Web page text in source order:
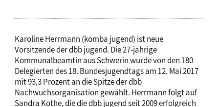
Karoline Herrmann (komba jugend) ist neue
Vorsitzende der dbb jugend. Die 27-jährige
Kommunalbeamtin aus Schwerin wurde von den 180
Delegierten des 18. Bundesjugendtags am 12. Mai 2017
mit 93,3 Prozent an die Spitze der dbb
Nachwuchsorganisation gewählt. Herrmann folgt auf
Sandra Kothe, die die dbb jugend seit 2009 erfolgreich